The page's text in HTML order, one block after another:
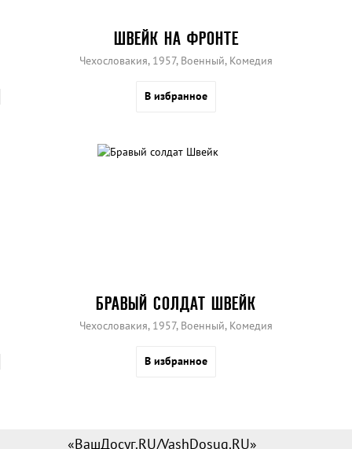
ШВЕЙК НА ФРОНТЕ
Чехословакия, 1957, Военный, Комедия
В избранное
БРАВЫЙ СОЛДАТ ШВЕЙК
Чехословакия, 1957, Военный, Комедия
В избранное
«ВашДосуг.RU/VashDosug.RU»